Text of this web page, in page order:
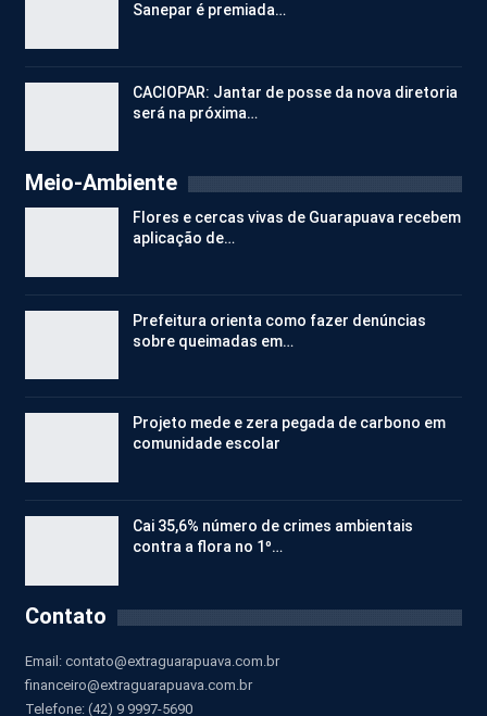
Sanepar é premiada…
CACIOPAR: Jantar de posse da nova diretoria
será na próxima…
Meio-Ambiente
Flores e cercas vivas de Guarapuava recebem
aplicação de…
Prefeitura orienta como fazer denúncias
sobre queimadas em…
Projeto mede e zera pegada de carbono em
comunidade escolar
Cai 35,6% número de crimes ambientais
contra a flora no 1º…
Contato
Email: contato@extraguarapuava.com.br
financeiro@extraguarapuava.com.br
Telefone: (42) 9 9997-5690